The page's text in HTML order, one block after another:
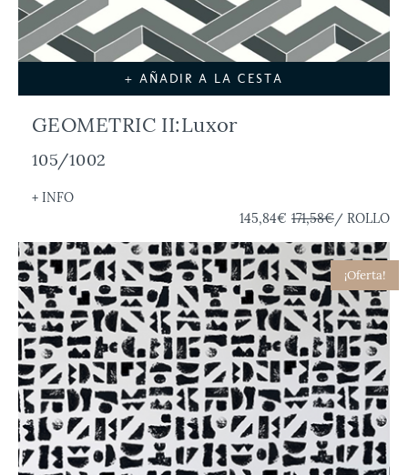
+ AÑADIR A LA CESTA
GEOMETRIC II:Luxor
105/1002
+ INFO
145,84€ 171,58€/ ROLLO
¡Oferta!